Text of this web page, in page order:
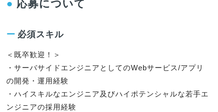
● 応募について
ー 必須スキル
＜既卒歓迎！＞
・サーバサイドエンジニアとしてのWebサービス/アプリ
の開発・運用経験
・ハイスキルなエンジニア及びハイポテンシャルな若手エ
ンジニアの採用経験